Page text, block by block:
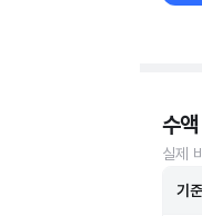
수
실제
기준